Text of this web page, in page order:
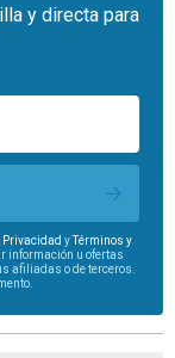
y directa para
Privacidad yTérminos y
información u ofertas
afiliadas o de terceros.